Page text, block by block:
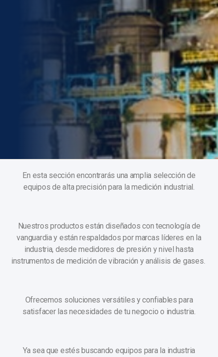
En esta sección encontrarás una amplia selección de
equipos de alta precisión para la medición industrial.
Nuestros productos están diseñados con tecnología de
vanguardia y están respaldados por marcas líderes en la
industria, desde medidores de presión y nivel hasta
instrumentos de medición de vibración y análisis de gases.
Ofrecemos soluciones versátiles y confiables para
satisfacer las necesidades de tu negocio o industria.
Ya sea que estés buscando equipos para la industria